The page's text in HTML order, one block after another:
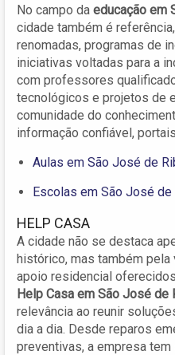
No campo da educação em
cidade também é
renomadas, programas de
iniciativas voltadas para a
com professores
tecnológicos e projetos de
comunidade do
informação confiável,
Aulas em São José de
Escolas em São José de
HELP CASA
A cidade não se destaca
histórico, mas também
apoio residencial
Help Casa em São José de
relevância ao reunir
dia a dia. Desde reparos
preventivas, a empresa